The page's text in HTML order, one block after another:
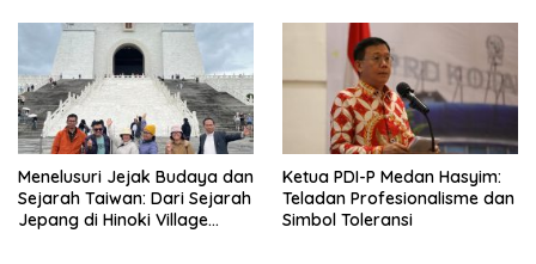
Menelusuri Jejak Budaya dan
Sejarah Taiwan: Dari Sejarah
Jepang di Hinoki Village
Ketua PDI-P Medan Hasyim:
Teladan Profesionalisme dan
Simbol Toleransi